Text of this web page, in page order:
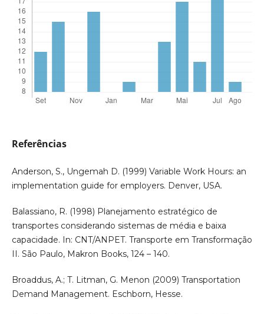
Referências
Anderson, S., Ungemah D. (1999) Variable Work Hours: an
implementation guide for employers. Denver, USA.
Balassiano, R. (1998) Planejamento estratégico de
transportes considerando sistemas de média e baixa
capacidade. In: CNT/ANPET. Transporte em Transformação
II. São Paulo, Makron Books, 124 – 140.
Broaddus, A.; T. Litman, G. Menon (2009) Transportation
Demand Management. Eschborn, Hesse.